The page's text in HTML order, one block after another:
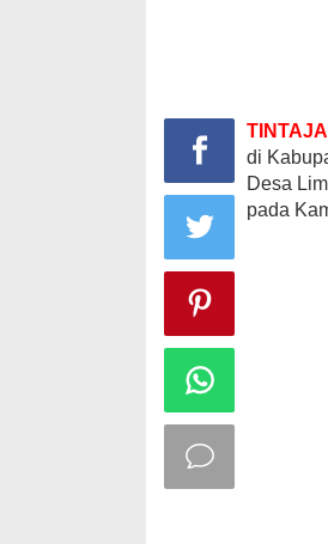
di
Desa
pada